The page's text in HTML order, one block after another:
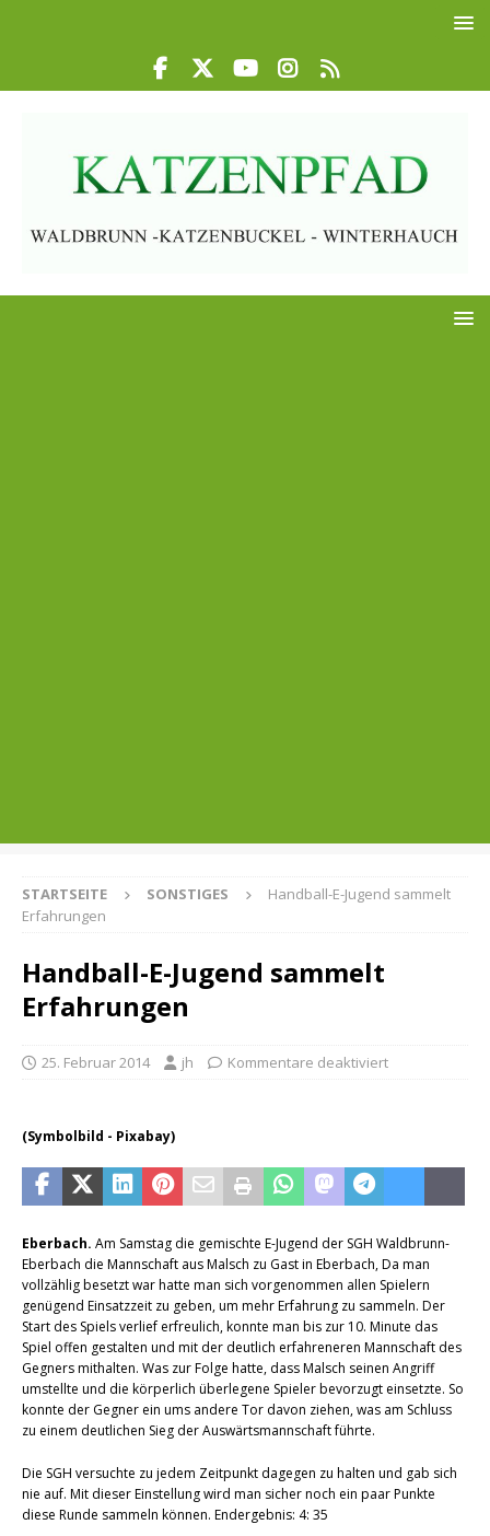
STARTSEITE SONSTIGES
Handball-E-Jugend sammelt
Erfahrungen
Handball-E-Jugend sammelt
Erfahrungen
25. Februar 2014 jh Kommentare deaktiviert
(Symbolbild - Pixabay)
Eberbach. Am Samstag die gemischte E-Jugend der SGH Waldbrunn-
Eberbach die Mannschaft aus Malsch zu Gast in Eberbach, Da man
vollzählig besetzt war hatte man sich vorgenommen allen Spielern
genügend Einsatzzeit zu geben, um mehr Erfahrung zu sammeln. Der
Start des Spiels verlief erfreulich, konnte man bis zur 10. Minute das
Spiel offen gestalten und mit der deutlich erfahreneren Mannschaft des
Gegners mithalten. Was zur Folge hatte, dass Malsch seinen Angriff
umstellte und die körperlich überlegene Spieler bevorzugt einsetzte. So
konnte der Gegner ein ums andere Tor davon ziehen, was am Schluss
zu einem deutlichen Sieg der Auswärtsmannschaft führte.
Die SGH versuchte zu jedem Zeitpunkt dagegen zu halten und gab sich
nie auf. Mit dieser Einstellung wird man sicher noch ein paar Punkte
diese Runde sammeln können. Endergebnis: 4: 35